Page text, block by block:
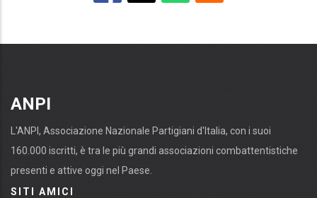
ANPI
L'ANPI, Associazione Nazionale Partigiani d'Italia, con i suoi
160.000 iscritti, è tra le più grandi associazioni combattentistiche
presenti e attive oggi nel Paese.
SITI AMICI